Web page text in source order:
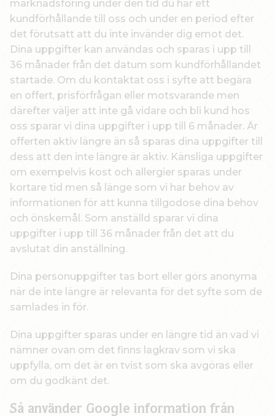
marknadsföring under den tid du har ett
kundförhållande till oss och under en period efter
det förutsatt att du inte invänder dig emot det.
Dina uppgifter kan användas och sparas i upp till
36 månader från det datum som kundförhållandet
startade. Om du kontaktat oss i syfte att begära
en offert, prisförfrågan eller motsvarande men
därefter väljer att inte gå vidare och bli kund hos
oss sparar vi dina uppgifter i upp till 6 månader. Är
offerten aktiv längre än så sparas dina uppgifter till
dess att den inte längre är aktiv. Känsliga uppgifter
om exempelvis kost och allergier sparas under
kortare tid men så länge som vi har behov av
informationen för att kunna tillgodose dina behov
och önskemål. Som anställd sparar vi dina
uppgifter i upp till 36 månader från det att du
avslutat din anställning.
Dina personuppgifter tas bort eller görs anonyma
när de inte längre är relevanta för det syfte som de
samlades in för.
Dina uppgifter sparas under en längre tid än vad vi
nämner ovan om det finns lagkrav som vi ska
uppfylla, om det är en tvist som ska avgöras eller
om du godkänt det.
Så använder Google information från